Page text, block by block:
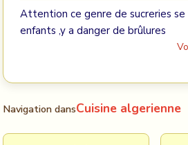
Attention ce genre de sucreries
enfants ,y a danger de brûlures
Navigation dansCuisine algerienne